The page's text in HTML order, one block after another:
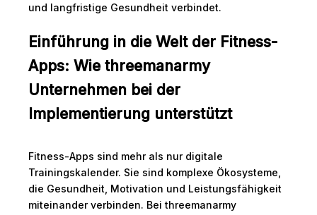
und langfristige Gesundheit verbindet.
Einführung in die Welt der Fitness-
Apps: Wie threemanarmy
Unternehmen bei der
Implementierung unterstützt
Fitness-Apps sind mehr als nur digitale
Trainingskalender. Sie sind komplexe Ökosysteme,
die Gesundheit, Motivation und Leistungsfähigkeit
miteinander verbinden. Bei threemanarmy